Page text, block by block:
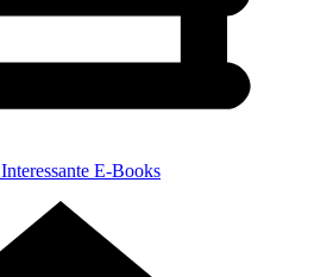
Interessante E-Books